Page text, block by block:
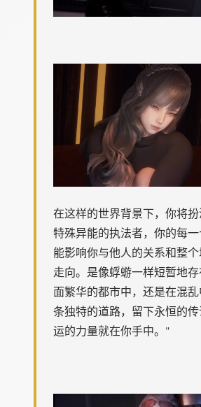
在这样的世界背景下，你将
特殊异能的执法者，你的每
能影响你与他人的关系和整
走向。是像蜉蝣一样短暂地
面繁华的都市中，还是在混
条独特的道路，留下永恒的
运的力量就在你手中。"